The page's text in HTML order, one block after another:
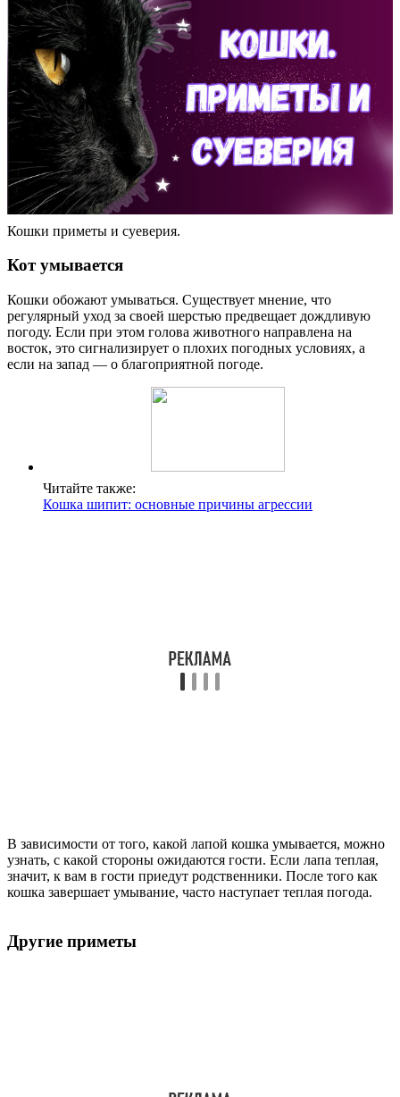
Кошки приметы и суеверия.
Кот умывается
Кошки обожают умываться. Существует мнение, что
регулярный уход за своей шерстью предвещает дождливую
погоду. Если при этом голова животного направлена на
восток, это сигнализирует о плохих погодных условиях, а
если на запад — о благоприятной погоде.
Читайте также:
Кошка шипит: основные причины агрессии
В зависимости от того, какой лапой кошка умывается, можно
узнать, с какой стороны ожидаются гости. Если лапа теплая,
значит, к вам в гости приедут родственники. После того как
кошка завершает умывание, часто наступает теплая погода.
Другие приметы